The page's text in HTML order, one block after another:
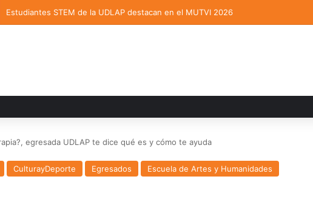
Estudiantes STEM de la UDLAP destacan en el MUTVI 2026
egresada UDLAP te dice qué es y cómo te ayuda
CulturayDeporte Egresados
Escuela de Artes y Humanidades